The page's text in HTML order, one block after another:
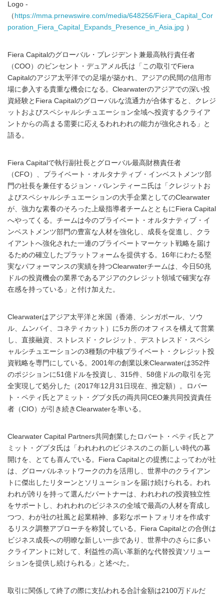
Logo -
（ https://mma.prnewswire.com/media/648256/Fiera_Capital_Cor
poration_Fiera_Capital_Expands_Presence_in_Asia.jpg ）
Fiera Capitalのグローバル・プレジデント兼最高執行責任者
（COO）のビンセント・デュアメル氏は「この取引でFiera
Capitalのアジア太平洋での足場が築かれ、アジアの民間の信用市
場に参入する貴重な機会になる。Clearwaterのアジアでの深い投
資経験とFiera Capitalのグローバルな流通力が合体すると、クレジ
ットおよびスペシャルシチュエーション全域へ投資するクライア
ントからの高まる需要に応えるわれわれの能力が強化される」と
語る。
Fiera Capitalで執行副社長とグローバル最高財務責任者
（CFO）、プライベート・オルタナティブ・インベストメンツ部
門の社長を兼任するジョン・バレンティーニ氏は「クレジットお
よびスペシャルシチュエーションの大手企業としてのClearwater
が、強力な素養のそろった上級指導者チームとともにFiera Capital
へやってくる。チームは今のプライベート・オルタナティブ・イ
ンベストメンツ部門の豊富な人材を強化し、成長を促進し、クラ
イアントへ強化された一連のプライベートマーケット戦略を届け
るための確立したプラットフォームを提供する。16年にわたる堅
実なパフォーマンスの実績を持つClearwaterチームは、今日50兆
ドルの投資機会の業界であるアジアのクレジット領域で確実な存
在感を持っている」と付け加えた。
Clearwaterはアジア太平洋と米国（香港、シンガポール、ソウ
ル、ムンバイ、コネティカット）に5カ所のオフィスを構えて営業
し、直接融資、ストレスド・クレジット、デストレスド・スペシ
ャルシチュエーションの3種類の中核プライベート・クレジット投
資戦略を専門にしている。2001年の創業以来Clearwaterは352件
のポジションに51億ドルを投資し、315件、58億ドルの取引を完
全実現して処分した（2017年12月31日現在、推定額）。ロバー
ト・ペティ氏とアミット・グプタ氏の両共同CEO兼共同投資責任
者（CIO）が引き続きClearwaterを率いる。
Clearwater Capital Partners共同創業したロバート・ペティ氏とア
ミット・グプタ氏は「われわれのビジネスのこの新しい時代の幕
開けを、とても喜んでいる。Fiera Capitalとの提携によってわが社
は、グローバルネットワークの力を活用し、世界中のクライアン
トに傑出したリターンとソリューションを届け続けられる。われ
われが誇りを持って選んだパートナーは、われわれの投資独立性
をサポートし、われわれのビジネスの全域で最高の人材を育成し
つつ、わが社の社風と起業精神、多彩なポートフォリオを作成す
るリスク調整アプローチを称賛している。Fiera Capitalとの合併は
ビジネス成長への明瞭な新しい一歩であり、世界中のさらに多い
クライアントに対して、利益性の高い革新的な代替投資ソリュー
ションを提供し続けられる」と述べた。
取引に関係して終了の際に支払われる合計金額は2100万ドルだ